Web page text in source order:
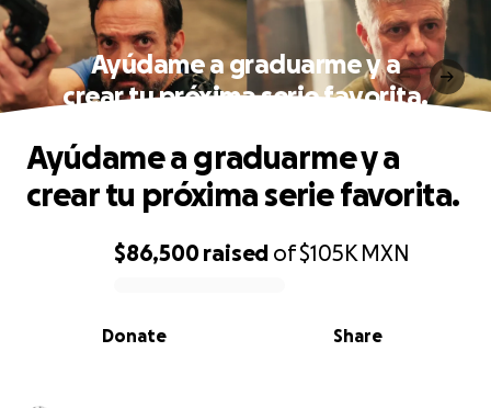
Ayúdame a graduarme y a
crear tu próxima serie favorita.
0% complete
$86,500raised of$105K MXN
Share
Donate
Ayúdame a graduarme y a
crear tu próxima serie favorita.